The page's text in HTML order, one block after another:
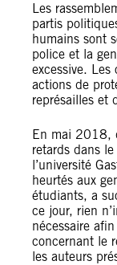
Les
partis
humains sont
police et la
excessive. Les
actions de
représailles et
En mai 2018,
retards dans
l’université
heurtés aux
étudiants, a
ce jour, rien
nécessaire
concernant le
les auteurs